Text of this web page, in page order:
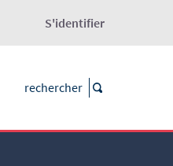
S'identifier